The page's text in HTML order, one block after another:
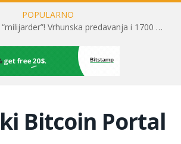
POPULARNO
Toni Milun postao “milijarder”! Vrhunska predavanja i 1700 posjetitelja obilježili su mjesec financijske pismenosti
Bitcoin Portal